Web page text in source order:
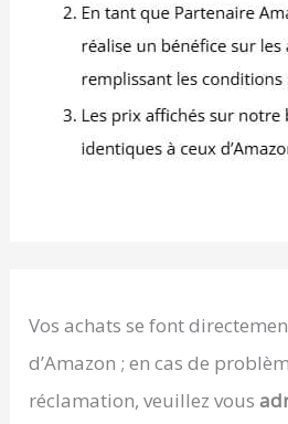
Vos achats se font
d’Amazon ; en cas de
réclamation, veuillez vous